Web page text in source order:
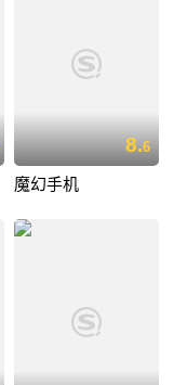
8.6
魔幻手机